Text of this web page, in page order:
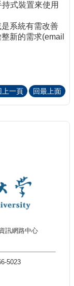
式裝置來使用
系統有需改善
新的需求(email
上一頁
回最上面
訊網路中心
5023